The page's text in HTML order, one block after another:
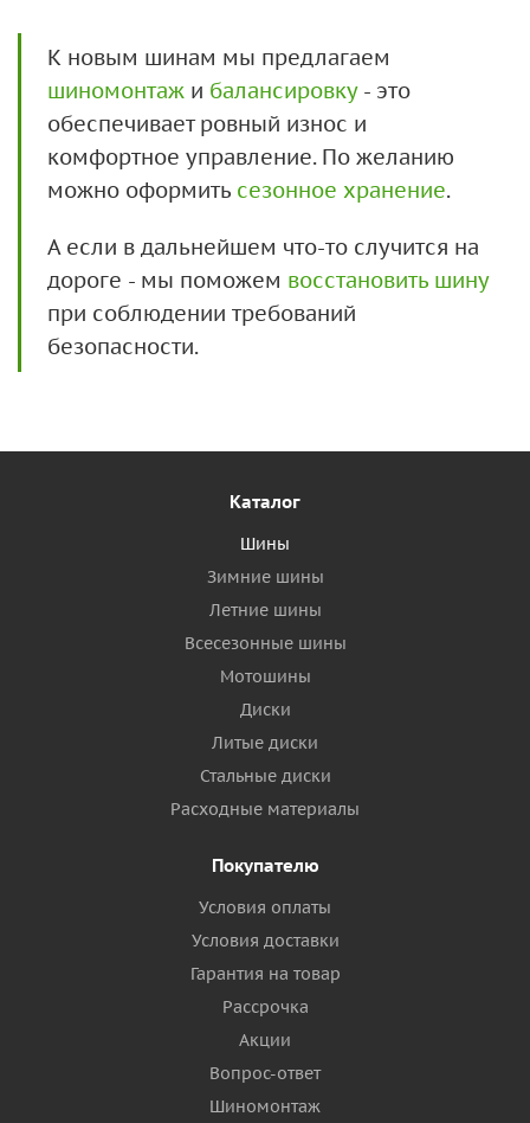
К новым шинам мы предлагаем
шиномонтаж и балансировку- это
обеспечивает ровный износ и
комфортное управление. По желанию
можно оформить сезонное хранение.
А если в дальнейшем что-то случится на
дороге - мы поможем восстановить шину
при соблюдении требований
безопасности.
Каталог
Шины
Зимние шины
Летние шины
Всесезонные шины
Мотошины
Диски
Литые диски
Стальные диски
Расходные материалы
Покупателю
Условия оплаты
Условия доставки
Гарантия на товар
Рассрочка
Акции
Вопрос-ответ
Шиномонтаж